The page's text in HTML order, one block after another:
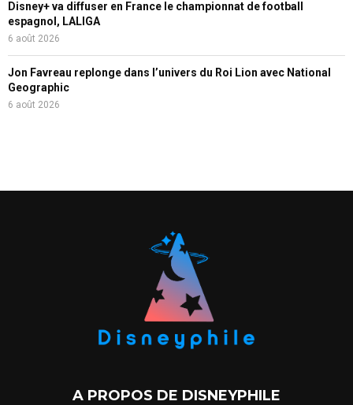
Disney+ va diffuser en France le championnat de football
espagnol, LALIGA
6 août 2026
Jon Favreau replonge dans l’univers du Roi Lion avec National
Geographic
6 août 2026
A PROPOS DE DISNEYPHILE